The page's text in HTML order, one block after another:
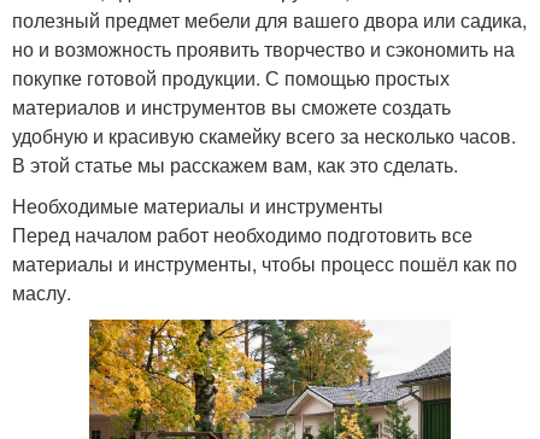
полезный предмет мебели для вашего двора или садика,
но и возможность проявить творчество и сэкономить на
покупке готовой продукции. С помощью простых
материалов и инструментов вы сможете создать
удобную и красивую скамейку всего за несколько часов.
В этой статье мы расскажем вам, как это сделать.
Необходимые материалы и инструменты
Перед началом работ необходимо подготовить все
материалы и инструменты, чтобы процесс пошёл как по
маслу.